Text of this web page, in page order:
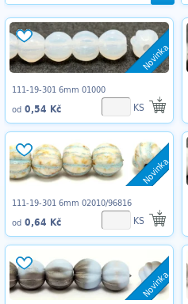
Novinka
111-19-301 6mm 01000
od 0,54 Kč KS
Novinka
111-19-301 6mm 02010/96816
od 0,64 Kč KS
Novinka